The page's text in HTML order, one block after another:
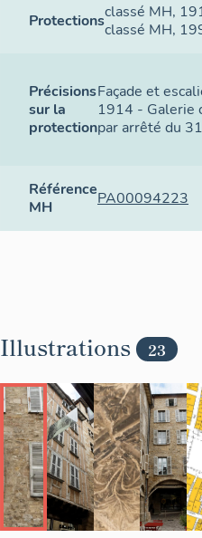
Protectionsclassé MH,
classé MH,
Précisions
sur la
protection
Façade et
1914 - Galerie
par arrêté du
Référence
MH
PA00094223
Illustrations 23